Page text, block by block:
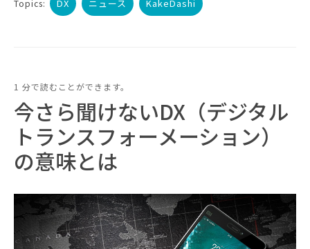
Topics: DX ニュース KakeDashi
1 分で読むことができます。
今さら聞けないDX（デジタル
トランスフォーメーション）
の意味とは